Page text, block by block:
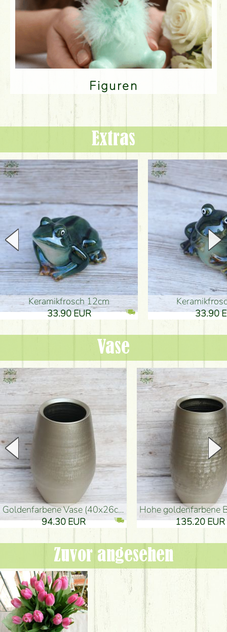
Figuren
Extras
Keramikfrosch 12cm
33.90 EUR
33.90
Vase
goldenfarbene Vase (40x26cm)
94.30 EUR
hohe goldenfarbene
135.20 EUR
Zuvor angesehen